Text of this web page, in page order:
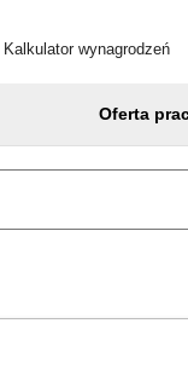
Kalkulator wynagrodzeń
Oferta